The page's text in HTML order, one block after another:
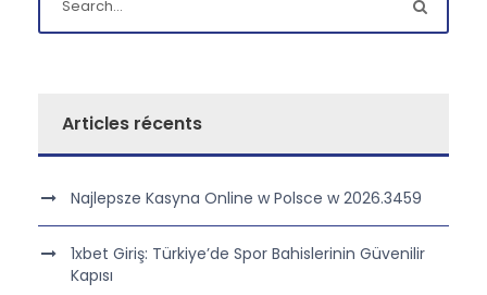
Articles récents
Najlepsze Kasyna Online w Polsce w 2026.3459
1xbet Giriş: Türkiye’de Spor Bahislerinin Güvenilir
Kapısı